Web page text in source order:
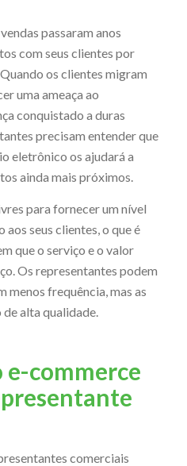
passaram anos
com seus clientes por
os clientes migram
uma ameaça ao
conquistado a duras
precisam entender que
eletrônico os ajudará a
ainda mais próximos.
para fornecer um nível
seus clientes, o que é
que o serviço e o valor
Os representantes podem
menos frequência, mas as
alta qualidade.
e-commerce
comerciais